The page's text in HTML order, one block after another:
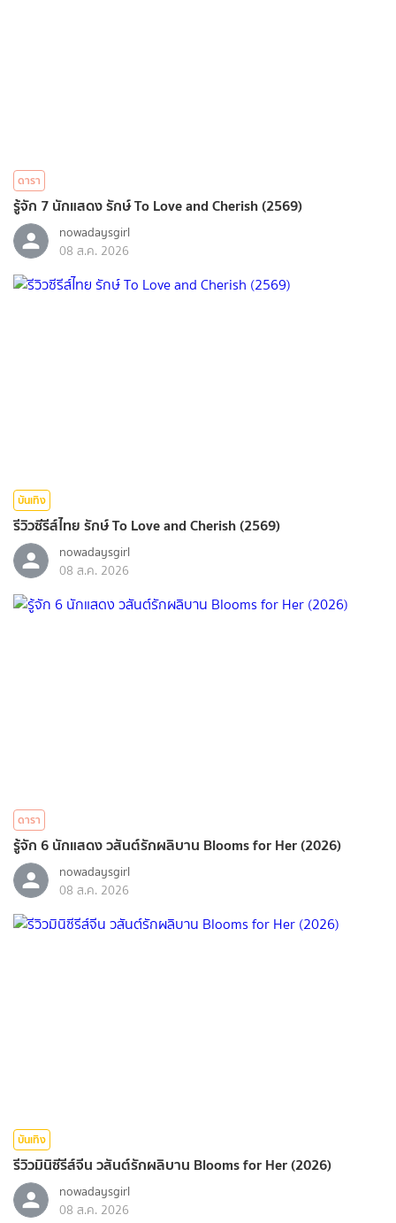
ดารา
รู้จัก 7 นักแสดง รักษ์ To Love and Cherish (2569)
nowadaysgirl
08 ส.ค. 2026
บันเทิง
รีวิวซีรีส์ไทย รักษ์ To Love and Cherish (2569)
nowadaysgirl
08 ส.ค. 2026
ดารา
รู้จัก 6 นักแสดง วสันต์รักผลิบาน Blooms for Her (2026)
nowadaysgirl
08 ส.ค. 2026
บันเทิง
รีวิวมินิซีรีส์จีน วสันต์รักผลิบาน Blooms for Her (2026)
nowadaysgirl
08 ส.ค. 2026